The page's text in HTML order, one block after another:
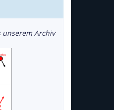
Archiv